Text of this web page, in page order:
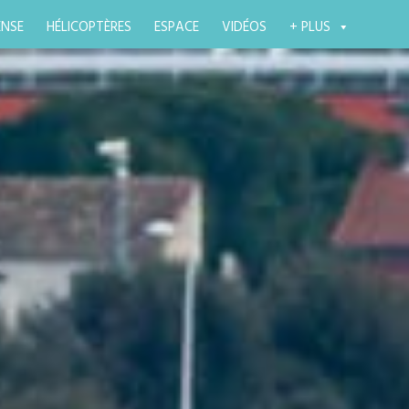
HÉLICOPTÈRES ESPACE VIDÉOS + PLUS